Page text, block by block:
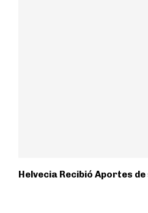
Helvecia Recibió Aportes